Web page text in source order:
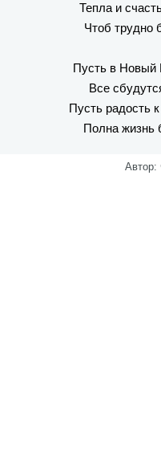
Тепла и
Чтоб трудно
Пусть в Новый
Все
Пусть радость
Полна жизнь
Автор: